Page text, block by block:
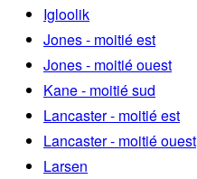
Igloolik
Jones - moitié est
Jones - moitié ouest
Kane - moitié sud
Lancaster - moitié est
Lancaster - moitié ouest
Larsen